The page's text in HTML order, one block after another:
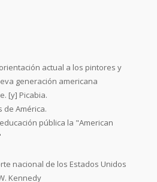
actual a los pintores y
generación americana
[y] Picabia.
de América.
pública la "American
nacional de los Estados Unidos
Kennedy